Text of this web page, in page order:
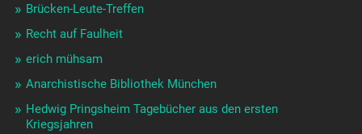
Brücken-Leute-Treffen
Recht auf Faulheit
erich mühsam
Anarchistische Bibliothek München
Hedwig Pringsheim Tagebücher aus den ersten
Kriegsjahren